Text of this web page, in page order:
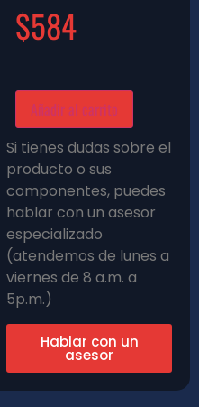
$584
Añadir al carrito
Si tienes dudas sobre el
producto o sus
componentes, puedes
hablar con un asesor
especializado
(atendemos de lunes a
viernes de 8 a.m. a
5p.m.)
Hablar con un
asesor